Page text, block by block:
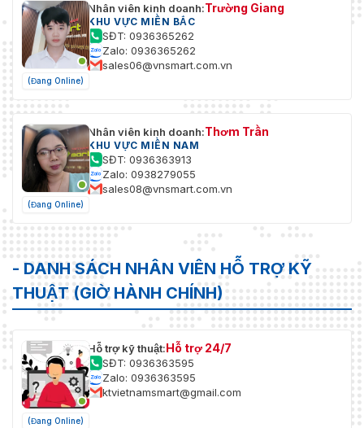
(Đang Online)
Nhân viên kinh doanh:Trường Giang
KHU VỰC MIỀN BẮC
SĐT: 0936365262
Zalo: 0936365262
sales06@vnsmart.com.vn
(Đang Online)
Nhân viên kinh doanh:Thơm Trần
KHU VỰC MIỀN NAM
SĐT: 0936363913
Zalo: 0938279055
sales08@vnsmart.com.vn
- DANH SÁCH NHÂN VIÊN HỖ TRỢ KỸ
THUẬT (GIỜ HÀNH CHÍNH)
(Đang Online)
Hỗ trợ kỹ thuật:Hỗ trợ 24/7
SĐT: 0936363595
Zalo: 0936363595
ktvietnamsmart@gmail.com